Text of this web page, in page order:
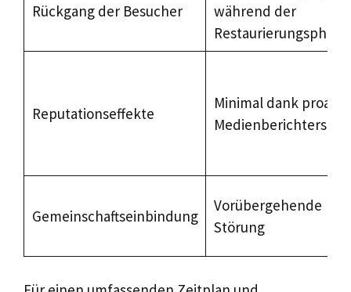
Rückgang der Besucher
während der
Restaurierungsphase
Reputationseffekte
Minimal dank
Gemeinschaftseinbindung
Vorübergehende
Störung